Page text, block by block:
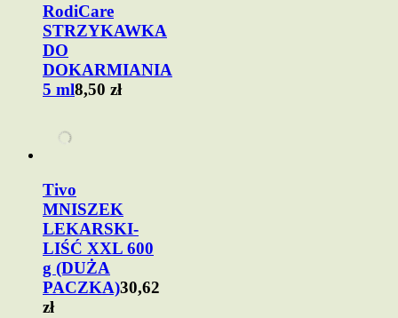
RodiCare
STRZYKAWKA
DO
DOKARMIANIA
5 ml8,50 zł
Tivo
MNISZEK
LEKARSKI-
LIŚĆ XXL 600
g (DUŻA
PACZKA)30,62
zł